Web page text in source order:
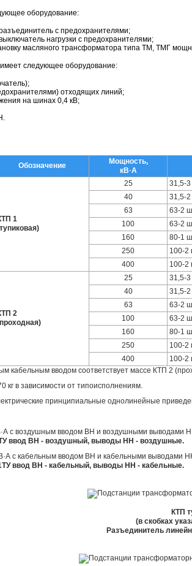
оборудование:
с предохранителями;
нагрузки с предохранителями;
масляного трансформатора типа ТМ, ТМГ
следующее оборудование:
отходящих линий;
на шинах 0,4 кВ;
Обозначение
Мощность,
кВ·А
1
25 31,5-
40
31,5-
63
63-2
100
63-2
160
80-1
250
100-2
400
100-2
2
25 31,5-
40
31,5-
63
63-2
100
63-2
160
80-1
250
100-2
400
100-2
кабельным вводом соответствует массе КТП 2
в зависимости от типоисполнениям.
принципиальные однолинейные
с воздушным вводом ВН и воздушными выводами
ввод ВН - воздушный, выводы НН - воздушные.
с кабельным вводом ВН и кабельными выводами
ввод ВН - кабельный, выводы НН - кабельные.
КТП
(в скобках
Разъединитель